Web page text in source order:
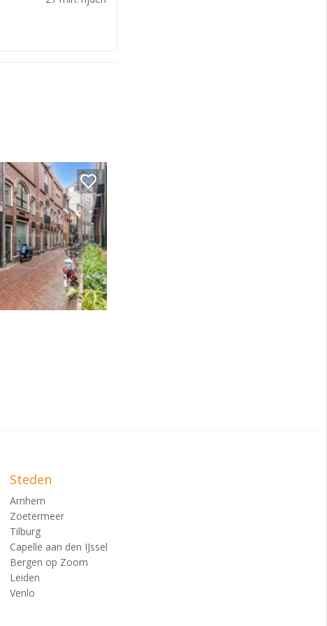
Steden
Arnhem
Zoetermeer
Tilburg
Capelle aan den IJssel
Bergen op Zoom
Leiden
Venlo